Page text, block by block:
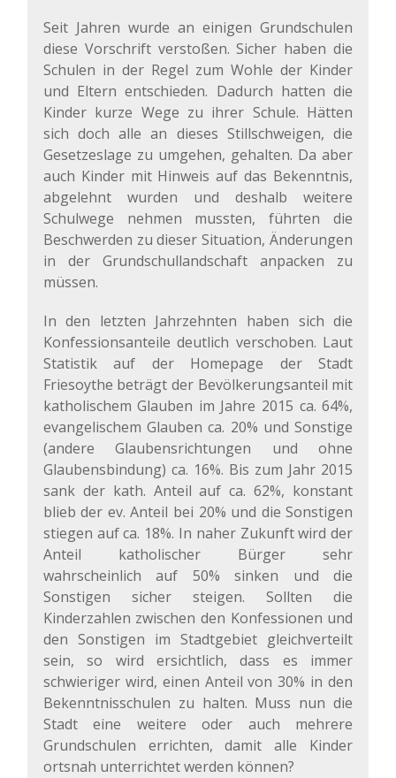
Seit Jahren wurde an einigen Grundschulen
diese Vorschrift verstoßen. Sicher haben die
Schulen in der Regel zum Wohle der Kinder
und Eltern entschieden. Dadurch hatten die
Kinder kurze Wege zu ihrer Schule. Hätten
sich doch alle an dieses Stillschweigen, die
Gesetzeslage zu umgehen, gehalten. Da aber
auch Kinder mit Hinweis auf das Bekenntnis,
abgelehnt wurden und deshalb weitere
Schulwege nehmen mussten, führten die
Beschwerden zu dieser Situation, Änderungen
in der Grundschullandschaft anpacken zu
müssen.
In den letzten Jahrzehnten haben sich die
Konfessionsanteile deutlich verschoben. Laut
Statistik auf der Homepage der Stadt
Friesoythe beträgt der Bevölkerungsanteil mit
katholischem Glauben im Jahre 2015 ca. 64%,
evangelischem Glauben ca. 20% und Sonstige
(andere Glaubensrichtungen und ohne
Glaubensbindung) ca. 16%. Bis zum Jahr 2015
sank der kath. Anteil auf ca. 62%, konstant
blieb der ev. Anteil bei 20% und die Sonstigen
stiegen auf ca. 18%. In naher Zukunft wird der
Anteil katholischer Bürger sehr
wahrscheinlich auf 50% sinken und die
Sonstigen sicher steigen. Sollten die
Kinderzahlen zwischen den Konfessionen und
den Sonstigen im Stadtgebiet gleichverteilt
sein, so wird ersichtlich, dass es immer
schwieriger wird, einen Anteil von 30% in den
Bekenntnisschulen zu halten. Muss nun die
Stadt eine weitere oder auch mehrere
Grundschulen errichten, damit alle Kinder
ortsnah unterrichtet werden können?